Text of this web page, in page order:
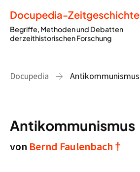
Docupedia-Zeitgeschichte
Begriffe, Methoden und Debatten
der zeithistorischen Forschung
Docupedia Antikommunismus
Antikommunismus
von Bernd Faulenbach †